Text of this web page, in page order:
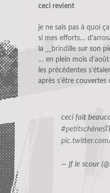
ceci revient
je ne sais pas à quoi
si mes efforts…
la
__brindille sur son
… en plein mois d’août
les précédentes
après s’être couvertes
ceci fait
— jf le scour